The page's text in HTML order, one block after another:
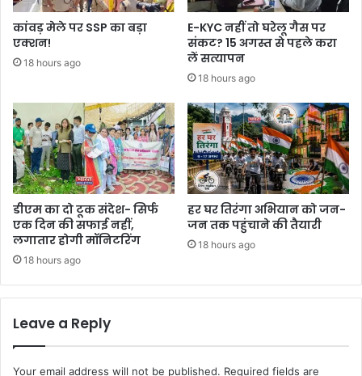
कांवड़ मेले पर SSP का बड़ा
एक्शन!
18 hours ago
E-KYC नहीं तो घरेलू गैस पर
संकट? 15 अगस्त से पहले करा
लें सत्यापन
18 hours ago
डीएम का दो टूक संदेश- सिर्फ
एक दिन की सफाई नहीं,
लगातार होगी मॉनिटरिंग
18 hours ago
हर घर तिरंगा अभियान को जन-
जन तक पहुंचाने की तैयारी
18 hours ago
Leave a Reply
Your email address will not be published. Required fields are